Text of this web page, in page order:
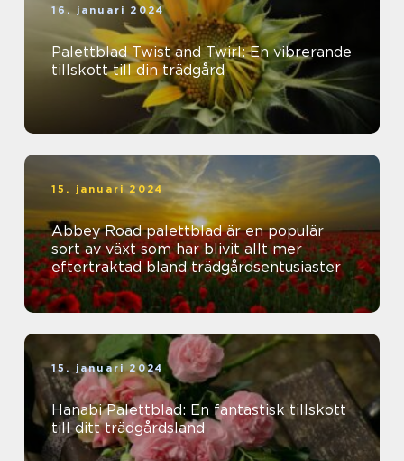
16. januari 2024
Palettblad Twist and Twirl: En vibrerande
tillskott till din trädgård
15. januari 2024
Abbey Road palettblad är en populär
sort av växt som har blivit allt mer
eftertraktad bland trädgårdsentusiaster
15. januari 2024
Hanabi Palettblad: En fantastisk tillskott
till ditt trädgårdsland